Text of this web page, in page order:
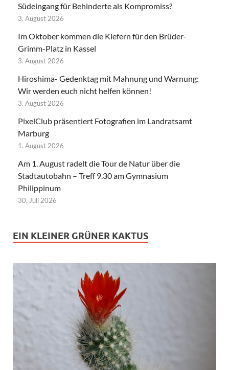
Südeingang für Behinderte als Kompromiss?
3. August 2026
Im Oktober kommen die Kiefern für den Brüder-
Grimm-Platz in Kassel
3. August 2026
Hiroshima- Gedenktag mit Mahnung und Warnung:
Wir werden euch nicht helfen können!
3. August 2026
PixelClub präsentiert Fotografien im Landratsamt
Marburg
1. August 2026
Am 1. August radelt die Tour de Natur über die
Stadtautobahn – Treff 9.30 am Gymnasium
Philippinum
30. Juli 2026
EIN KLEINER GRÜNER KAKTUS